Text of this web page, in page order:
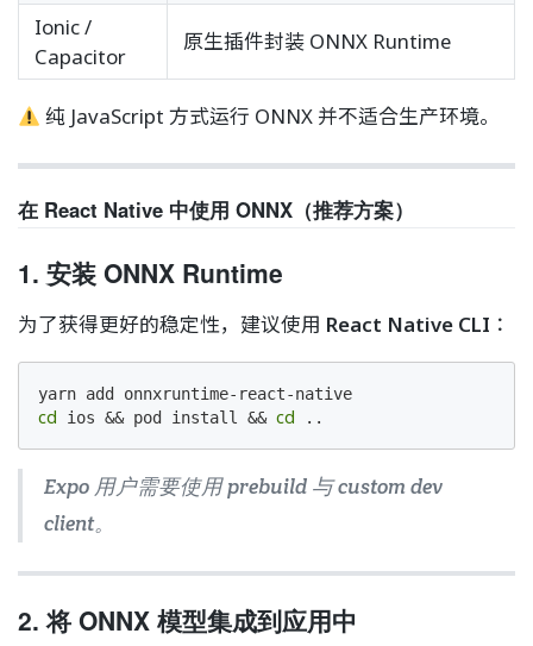
Ionic /
Capacitor
原生插件封装 ONNX Runtime
纯 JavaScript 方式运行 ONNX 并不适合生产环境。
在 React Native 中使用 ONNX（推荐方案）
1. 安装 ONNX Runtime
为了获得更好的稳定性，建议使用 React Native CLI ：
cd ios && pod install && cd ..
Expo 用户需要使用 prebuild 与 custom dev
client。
2. 将 ONNX 模型集成到应用中